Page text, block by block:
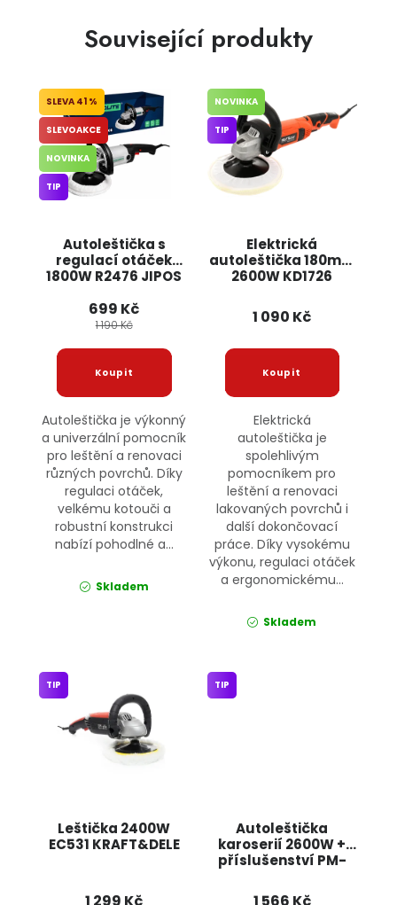
Související produkty
Autoleštička s
regulací otáček
1800W R2476 JIPOS
41 %
SLEVOAKCE
NOVINKA
TIP
699 Kč
1 190 Kč
Autoleštička je výkonný
a univerzální pomocník
pro leštění a renovaci
různých povrchů. Díky
regulaci otáček,
velkému kotouči a
robustní konstrukci
nabízí pohodlné a...
Skladem
Elektrická
autoleštička 180mm
2600W KD1726
NOVINKA
TIP
1 090 Kč
Elektrická
autoleštička je
spolehlivým
pomocníkem pro
leštění a renovaci
lakovaných povrchů i
další dokončovací
práce. Díky vysokému
výkonu, regulaci otáček
a ergonomickému...
Skladem
Leštička 2400W
EC531 KRAFT&DELE
TIP
1 299 Kč
Autoleštička
karoserií 2600W +
příslušenství PM-
POWERMAT
TIP
1 566 Kč